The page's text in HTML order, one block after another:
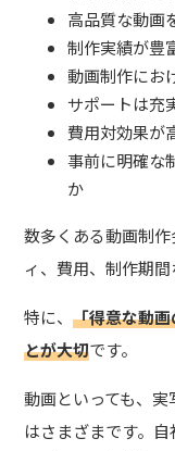
高品質な動画
制作実績が豊
動画制作にお
サポートは充
費用対効果が
事前に明確な
か
数多くある動画制
ィ、費用、制作期間
特に、「得意な動
とが大切です。
動画といっても、実
はさまざまです。